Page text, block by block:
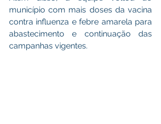
município com mais doses da vacina
contra influenza e febre amarela para
abastecimento e continuação das
campanhas vigentes.